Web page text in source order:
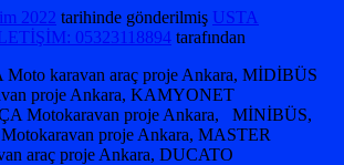
2022 tarihinde gönderilmiş USTA
05323118894 tarafından
karavan araç proje Ankara, MİDİBÜS
proje Ankara, KAMYONET
Motokaravan proje Ankara, MİNİBÜS,
proje Ankara, MASTER
araç proje Ankara, DUCATO